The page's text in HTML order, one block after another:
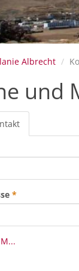
Albrecht
und
Reiter)
*